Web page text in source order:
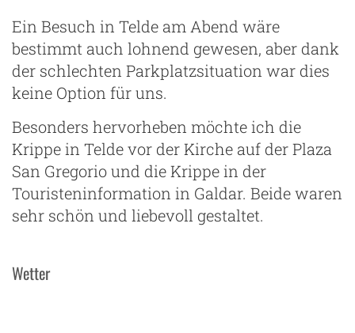
Ein Besuch in Telde am Abend wäre
bestimmt auch lohnend gewesen, aber dank
der schlechten Parkplatzsituation war dies
keine Option für uns.
Besonders hervorheben möchte ich die
Krippe in Telde vor der Kirche auf der Plaza
San Gregorio und die Krippe in der
Touristeninformation in Galdar. Beide waren
sehr schön und liebevoll gestaltet.
Wetter